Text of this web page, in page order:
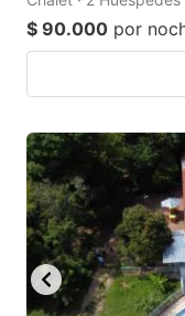
$ 90.000 por